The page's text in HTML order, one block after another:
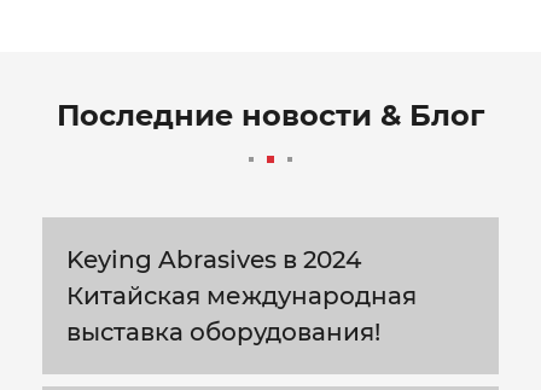
Последние новости & Блог
Keying Abrasives в 2024
Китайская международная
выставка оборудования!